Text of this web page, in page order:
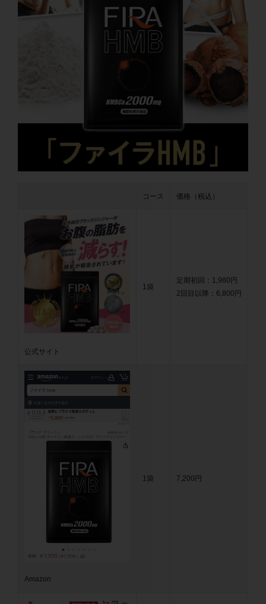
コース 価格（税込）
公式サイト
1袋
定期初回：1,980円
2回目以降：6,800円
Amazon
1袋 7,200円